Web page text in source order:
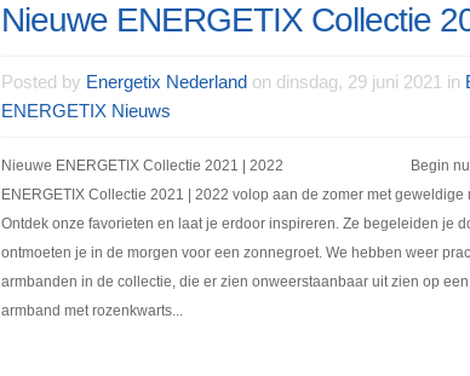
Nieuwe ENERGETIX Collectie
Posted by Energetix Nederland on dinsdag, 29 juni 2021 in
ENERGETIX Nieuws
Nieuwe ENERGETIX Collectie 2021 | 2022 Begin nu
ENERGETIX Collectie 2021 | 2022 volop aan de zomer met
Ontdek onze favorieten en laat je erdoor inspireren. Ze begeleiden je
ontmoeten je in de morgen voor een zonnegroet. We hebben weer
armbanden in de collectie, die er zien onweerstaanbaar uit zien op
armband met rozenkwarts...